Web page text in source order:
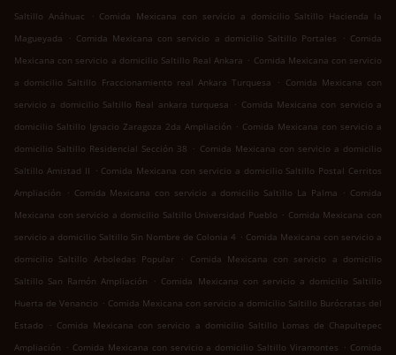
Saltillo Anáhuac
. Comida Mexicana con servicio a domicilio Saltillo Hacienda la
Magueyada
. Comida Mexicana con servicio a domicilio Saltillo Portales . Comida
Mexicana con servicio a domicilio Saltillo Real Ankara . Comida Mexicana con servicio
a domicilio Saltillo Fraccionamiento real Ankara Turquesa
. Comida Mexicana con
servicio a domicilio Saltillo Real ankara turquesa . Comida Mexicana con servicio a
domicilio Saltillo Ignacio Zaragoza 2da Ampliación . Comida Mexicana con servicio a
domicilio Saltillo Residencial Sección 38 . Comida Mexicana con servicio a domicilio
Saltillo Amistad II . Comida Mexicana con servicio a domicilio Saltillo Postal Cerritos
Ampliación
. Comida Mexicana con servicio a domicilio Saltillo La Palma . Comida
Mexicana con servicio a domicilio Saltillo Universidad Pueblo . Comida Mexicana con
servicio a domicilio Saltillo Sin Nombre de Colonia 4 . Comida Mexicana con servicio a
domicilio Saltillo Arboledas Popular
.
Comida Mexicana con servicio a domicilio
Saltillo San Ramón Ampliación
. Comida Mexicana con servicio a domicilio Saltillo
Huerta de Venancio . Comida Mexicana con servicio a domicilio Saltillo Burócratas del
Estado
. Comida Mexicana con servicio a domicilio Saltillo Lomas de Chapultepec
Ampliación . Comida Mexicana con servicio a domicilio Saltillo Viramontes . Comida